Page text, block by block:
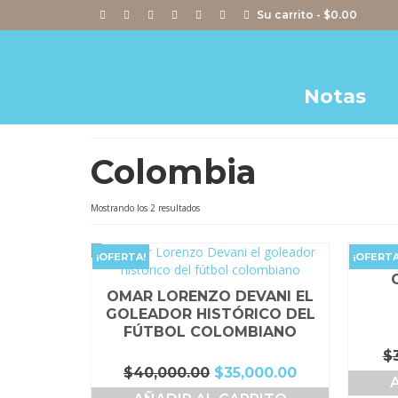
Su carrito - $0.00
Notas
Colombia
Mostrando los 2 resultadosOrdenado
¡OFERTA!
OMAR LORENZO DEVANI EL
GOLEADOR HISTÓRICO DEL
FÚTBOL COLOMBIANO
$40,000.00 El
precio
$35,000.00El
precio
$